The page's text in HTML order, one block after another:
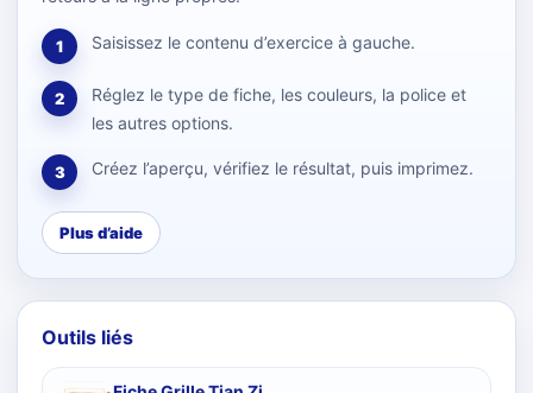
1 Saisissez le contenu d’exercice à gauche.
2
Réglez le type de fiche, les couleurs, la police et
les autres options.
3 Créez l’aperçu, vérifiez le résultat, puis imprimez.
Plus d’aide
Outils liés